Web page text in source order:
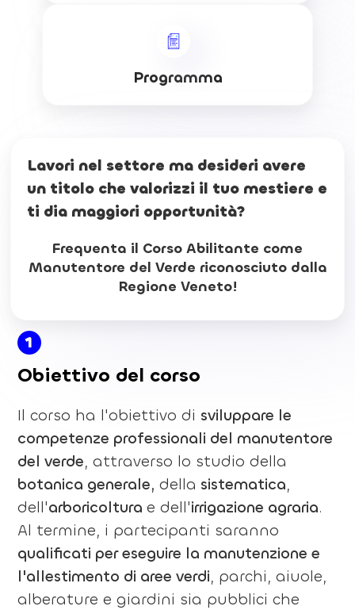
Programma
Lavori nel settore ma desideri avere
un titolo che valorizzi il tuo mestiere e
ti dia maggiori opportunità?
Frequenta il Corso Abilitante come
Manutentore del Verde riconosciuto dalla
Regione Veneto!
1
Obiettivo del corso
Il corso ha l'obiettivo di sviluppare le
competenze professionali del manutentore
del verde, attraverso lo studio della
botanica generale, della sistematica,
dell'arboricoltura e dell'irrigazione agraria.
Al termine, i partecipanti saranno
qualificati per eseguire la manutenzione e
l'allestimento di aree verdi, parchi, aiuole,
alberature e giardini sia pubblici che